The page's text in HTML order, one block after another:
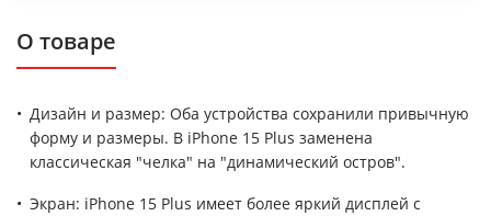
О товаре
Дизайн и размер: Оба устройства сохранили привычную
форму и размеры. В iPhone 15 Plus заменена
классическая "челка" на "динамический остров".
Экран: iPhone 15 Plus имеет более яркий дисплей с